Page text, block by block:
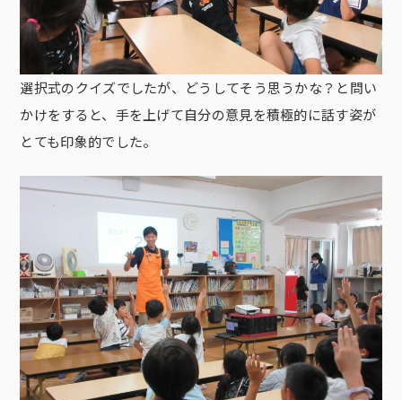
選択式のクイズでしたが、どうしてそう思うかな？と問い
かけをすると、手を上げて自分の意見を積極的に話す姿が
とても印象的でした。